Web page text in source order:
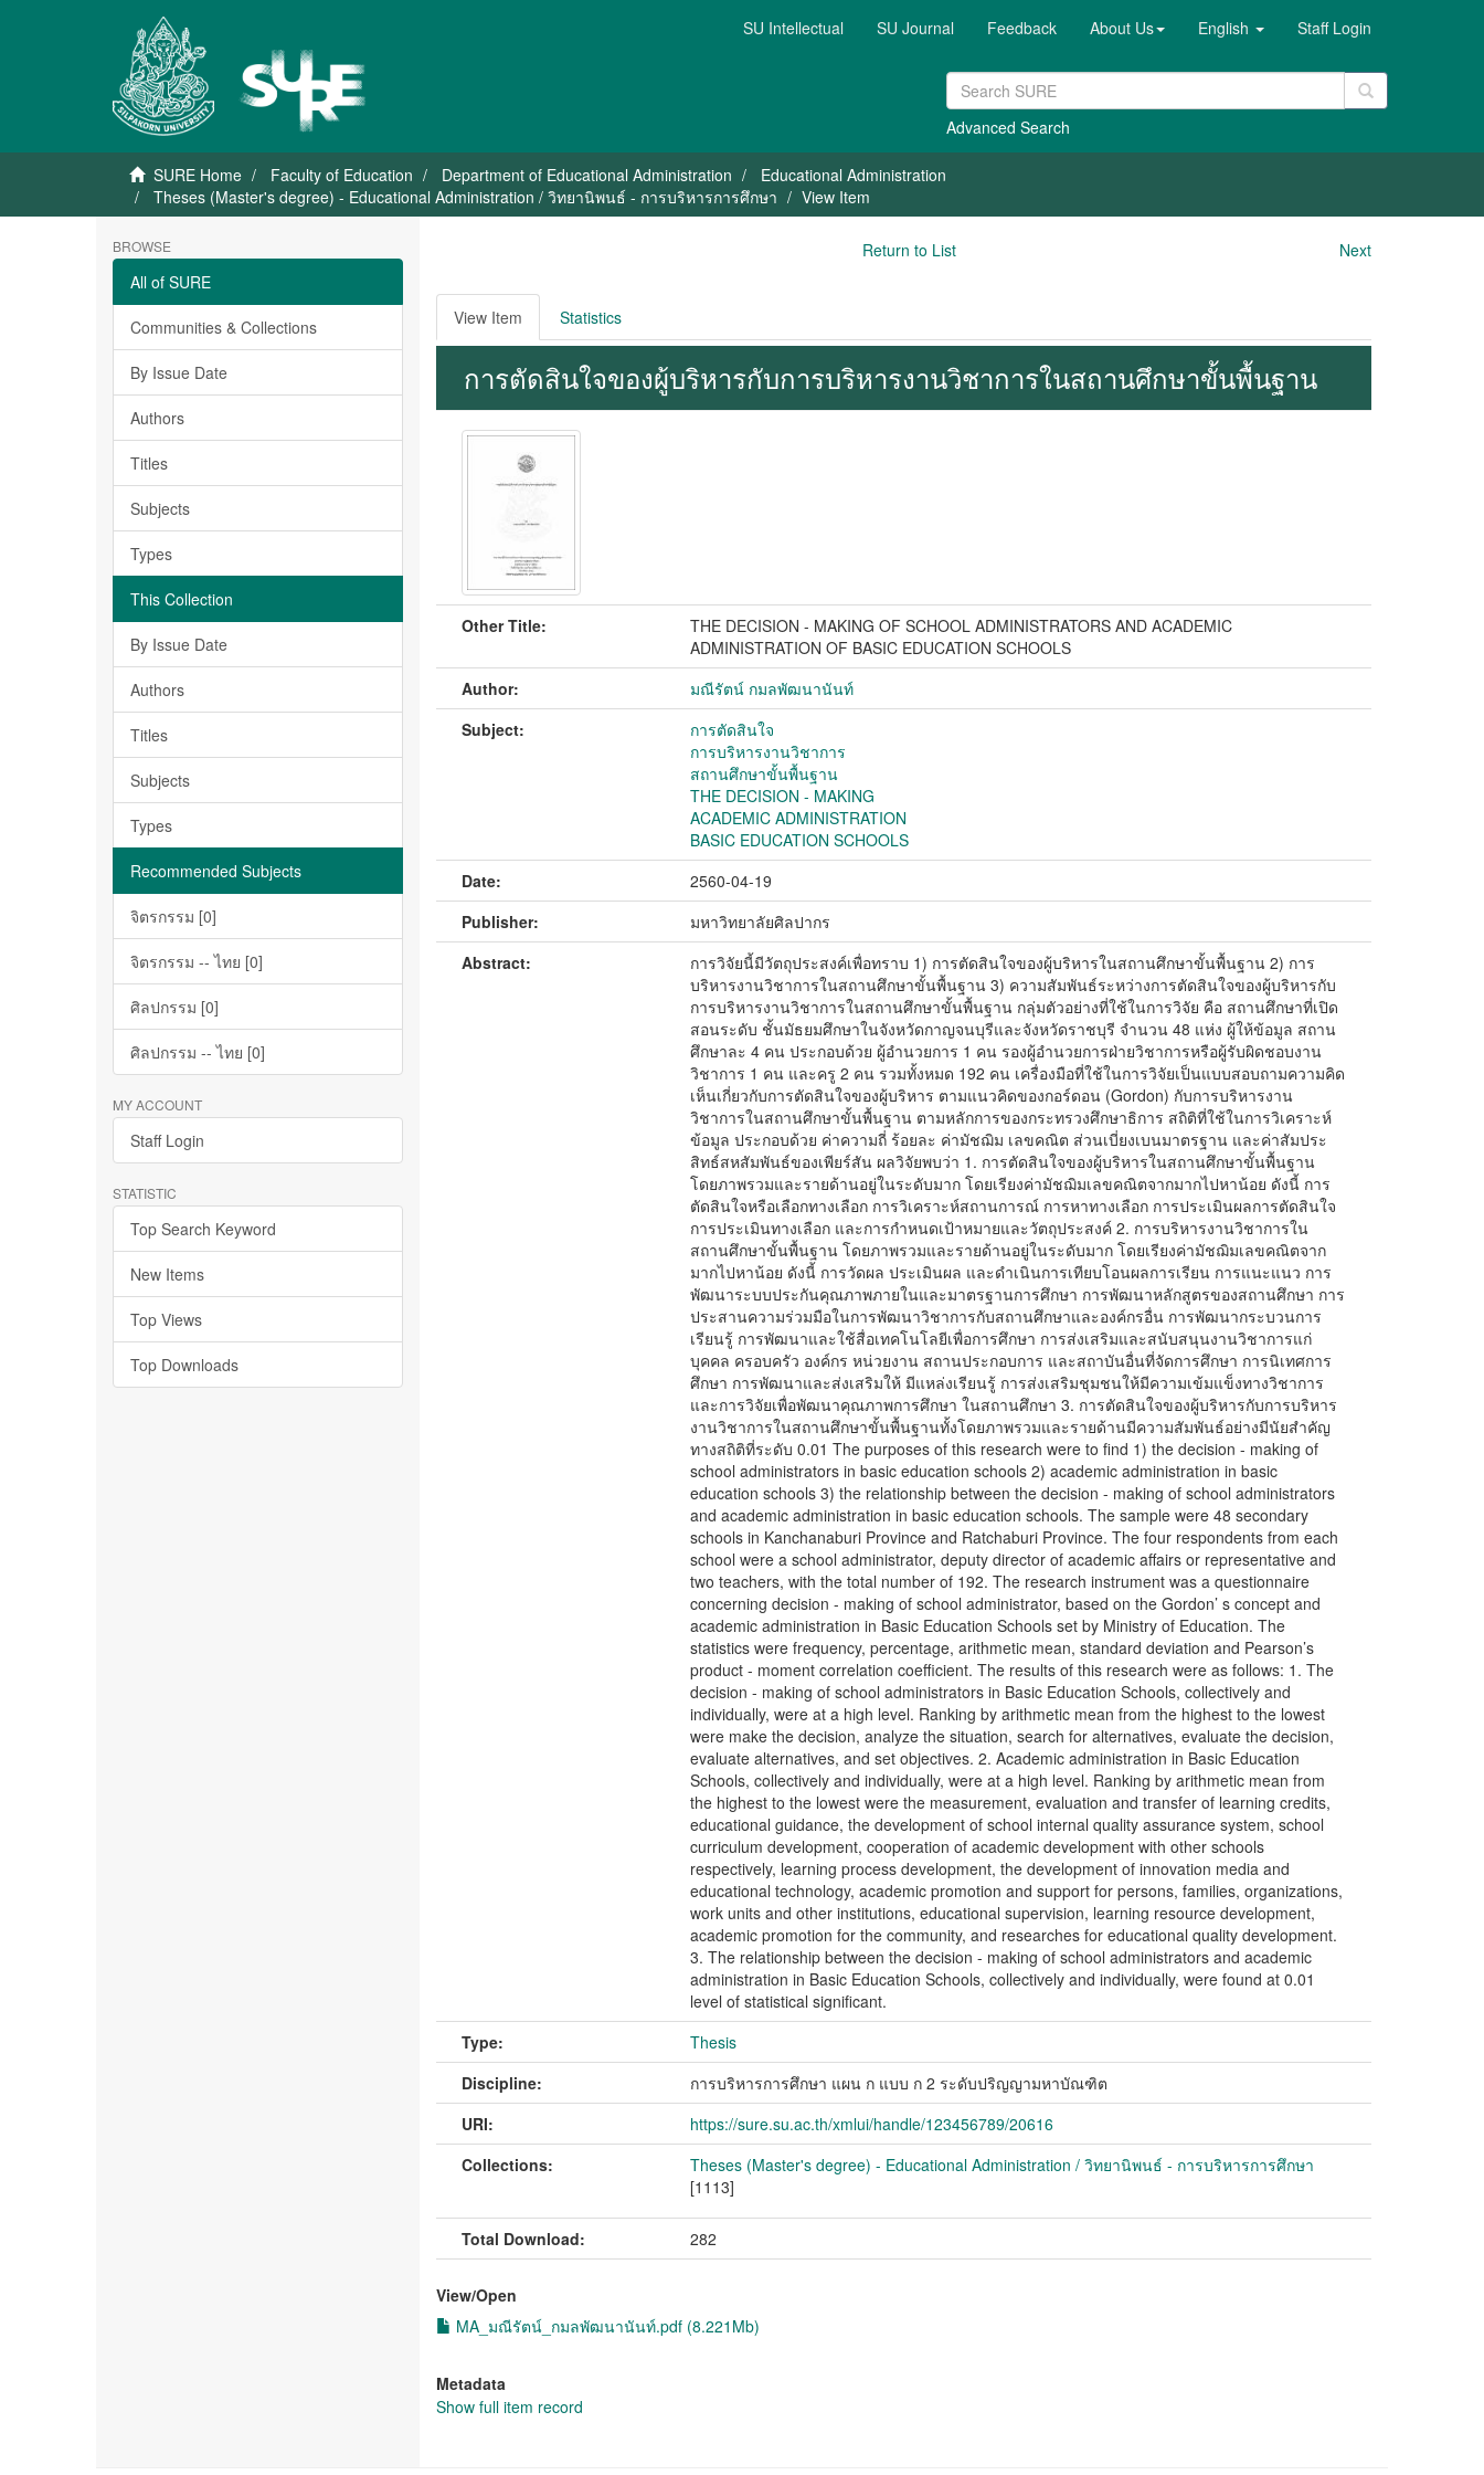
SU Intellectual SU Journal Feedback About Us English Staff Login
Advanced Search
SURE Home Faculty of Education Department of Educational Administration
Educational Administration
Theses (Master's degree) - Educational Administration / วิทยานิพนธ์ - การบริหารการศึกษา
View Item
BROWSE
All of SURE
Communities & Collections
By Issue Date
Authors
Titles
Subjects
Types
This Collection
By Issue Date
Authors
Titles
Subjects
Types
Recommended Subjects
จิตรกรรม [0]
จิตรกรรม -- ไทย [0]
ศิลปกรรม [0]
ศิลปกรรม -- ไทย [0]
MY ACCOUNT
Staff Login
STATISTIC
Top Search Keyword
New Items
Top Views
Top Downloads
Return to List Next
View Item Statistics
การตัดสินใจของผู้บริหารกับการบริหารงานวิชาการในสถานศึกษาขั้นพื้นฐาน
Other Title:
THE DECISION - MAKING OF SCHOOL ADMINISTRATORS AND ACADEMIC
ADMINISTRATION OF BASIC EDUCATION SCHOOLS
Author:
มณีรัตน์ กมลพัฒนานันท์
Subject:
การตัดสินใจ
การบริหารงานวิชาการ
สถานศึกษาขั้นพื้นฐาน
THE DECISION - MAKING
ACADEMIC ADMINISTRATION
BASIC EDUCATION SCHOOLS
Date:
2560-04-19
Publisher:
มหาวิทยาลัยศิลปากร
Abstract:
การวิจัยนี้มีวัตถุประสงค์เพื่อทราบ 1) การตัดสินใจของผู้บริหารในสถานศึกษาขั้นพื้นฐาน 2) การ
บริหารงานวิชาการในสถานศึกษาขั้นพื้นฐาน 3) ความสัมพันธ์ระหว่างการตัดสินใจของผู้บริหารกับ
การบริหารงานวิชาการในสถานศึกษาขั้นพื้นฐาน กลุ่มตัวอย่างที่ใช้ในการวิจัย คือ สถานศึกษาที่เปิด
สอนระดับ ชั้นมัธยมศึกษาในจังหวัดกาญจนบุรีและจังหวัดราชบุรี จำนวน 48 แห่ง ผู้ให้ข้อมูล สถาน
ศึกษาละ 4 คน ประกอบด้วย ผู้อำนวยการ 1 คน รองผู้อำนวยการฝ่ายวิชาการหรือผู้รับผิดชอบงาน
วิชาการ 1 คน และครู 2 คน รวมทั้งหมด 192 คน เครื่องมือที่ใช้ในการวิจัยเป็นแบบสอบถามความคิด
เห็นเกี่ยวกับการตัดสินใจของผู้บริหาร ตามแนวคิดของกอร์ดอน (Gordon) กับการบริหารงาน
วิชาการในสถานศึกษาขั้นพื้นฐาน ตามหลักการของกระทรวงศึกษาธิการ สถิติที่ใช้ในการวิเคราะห์
ข้อมูล ประกอบด้วย ค่าความถี่ ร้อยละ ค่ามัชฌิม เลขคณิต ส่วนเบี่ยงเบนมาตรฐาน และค่าสัมประ
สิทธ์สหสัมพันธ์ของเพียร์สัน ผลวิจัยพบว่า 1. การตัดสินใจของผู้บริหารในสถานศึกษาขั้นพื้นฐาน
โดยภาพรวมและรายด้านอยู่ในระดับมาก โดยเรียงค่ามัชฌิมเลขคณิตจากมากไปหาน้อย ดังนี้ การ
ตัดสินใจหรือเลือกทางเลือก การวิเคราะห์สถานการณ์ การหาทางเลือก การประเมินผลการตัดสินใจ
การประเมินทางเลือก และการกำหนดเป้าหมายและวัตถุประสงค์ 2. การบริหารงานวิชาการใน
สถานศึกษาขั้นพื้นฐาน โดยภาพรวมและรายด้านอยู่ในระดับมาก โดยเรียงค่ามัชฌิมเลขคณิตจาก
มากไปหาน้อย ดังนี้ การวัดผล ประเมินผล และดำเนินการเทียบโอนผลการเรียน การแนะแนว การ
พัฒนาระบบประกันคุณภาพภายในและมาตรฐานการศึกษา การพัฒนาหลักสูตรของสถานศึกษา การ
ประสานความร่วมมือในการพัฒนาวิชาการกับสถานศึกษาและองค์กรอื่น การพัฒนากระบวนการ
เรียนรู้ การพัฒนาและใช้สื่อเทคโนโลยีเพื่อการศึกษา การส่งเสริมและสนับสนุนงานวิชาการแก่
บุคคล ครอบครัว องค์กร หน่วยงาน สถานประกอบการ และสถาบันอื่นที่จัดการศึกษา การนิเทศการ
ศึกษา การพัฒนาและส่งเสริมให้ มีแหล่งเรียนรู้ การส่งเสริมชุมชนให้มีความเข้มแข็งทางวิชาการ
และการวิจัยเพื่อพัฒนาคุณภาพการศึกษา ในสถานศึกษา 3. การตัดสินใจของผู้บริหารกับการบริหาร
งานวิชาการในสถานศึกษาขั้นพื้นฐานทั้งโดยภาพรวมและรายด้านมีความสัมพันธ์อย่างมีนัยสำคัญ
ทางสถิติที่ระดับ 0.01 The purposes of this research were to find 1) the decision - making of
school administrators in basic education schools 2) academic administration in basic
education schools 3) the relationship between the decision - making of school administrators
and academic administration in basic education schools. The sample were 48 secondary
schools in Kanchanaburi Province and Ratchaburi Province. The four respondents from each
school were a school administrator, deputy director of academic affairs or representative and
two teachers, with the total number of 192. The research instrument was a questionnaire
concerning decision - making of school administrator, based on the Gordon’ s concept and
academic administration in Basic Education Schools set by Ministry of Education. The
statistics were frequency, percentage, arithmetic mean, standard deviation and Pearson’s
product - moment correlation coefficient. The results of this research were as follows: 1. The
decision - making of school administrators in Basic Education Schools, collectively and
individually, were at a high level. Ranking by arithmetic mean from the highest to the lowest
were make the decision, analyze the situation, search for alternatives, evaluate the decision,
evaluate alternatives, and set objectives. 2. Academic administration in Basic Education
Schools, collectively and individually, were at a high level. Ranking by arithmetic mean from
the highest to the lowest were the measurement, evaluation and transfer of learning credits,
educational guidance, the development of school internal quality assurance system, school
curriculum development, cooperation of academic development with other schools
respectively, learning process development, the development of innovation media and
educational technology, academic promotion and support for persons, families, organizations,
work units and other institutions, educational supervision, learning resource development,
academic promotion for the community, and researches for educational quality development.
3. The relationship between the decision - making of school administrators and academic
administration in Basic Education Schools, collectively and individually, were found at 0.01
level of statistical significant.
Type:
Thesis
Discipline:
การบริหารการศึกษา แผน ก แบบ ก 2 ระดับปริญญามหาบัณฑิต
URI:
https://sure.su.ac.th/xmlui/handle/123456789/20616
Collections:
Theses (Master's degree) - Educational Administration / วิทยานิพนธ์ - การบริหารการศึกษา
[1113]
Total Download: 282
View/Open
MA_มณีรัตน์_กมลพัฒนานันท์.pdf (8.221Mb)
Metadata
Show full item record